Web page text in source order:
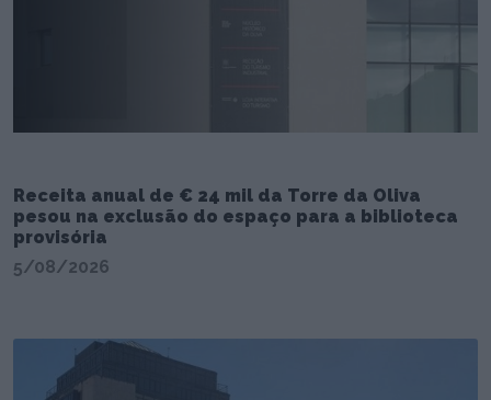
Receita anual de € 24 mil da Torre da Oliva
pesou na exclusão do espaço para a biblioteca
provisória
5/08/2026